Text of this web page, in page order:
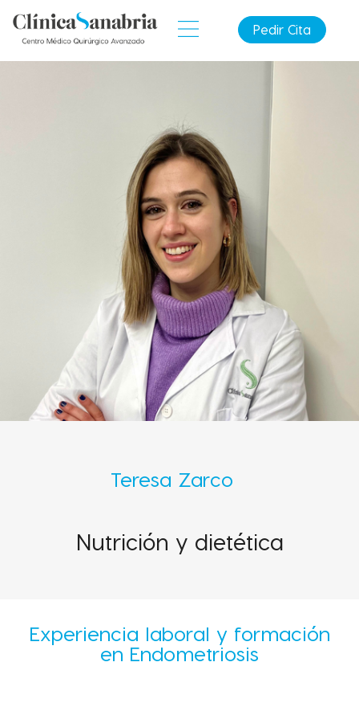
Pedir Cita
Teresa Zarco
Nutrición y dietética
Experiencia laboral y formación
en Endometriosis